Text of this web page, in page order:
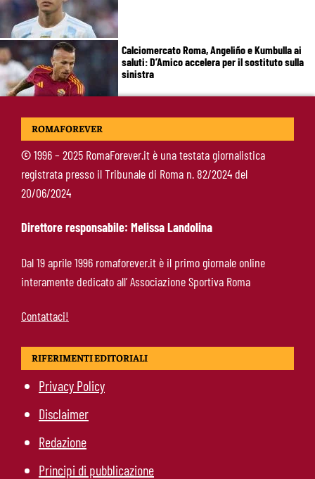
Calciomercato Roma, Angeliño e Kumbulla ai
saluti: D’Amico accelera per il sostituto sulla
sinistra
Roma, doppia cessione in Spagna: Angeliño al
Mercato Roma, manca un solo colpo: Gasperini
aspetta l’ala sinistra
ROMAFOREVER
©1996 – 2025 RomaForever.it è una testata giornalistica
registrata presso il Tribunale di Roma n. 82/2024 del
20/06/2024
Direttore responsabile: Melissa Landolina
Dal 19 aprile 1996 romaforever.it è il primo giornale online
interamente dedicato all’ Associazione Sportiva Roma
Contattaci!
RIFERIMENTI EDITORIALI
Privacy Policy
Disclaimer
Redazione
Principi di pubblicazione